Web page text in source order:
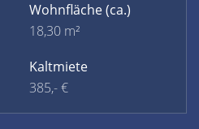
Wohnfläche(ca.)
18,30 m²
Kaltmiete
385,- €